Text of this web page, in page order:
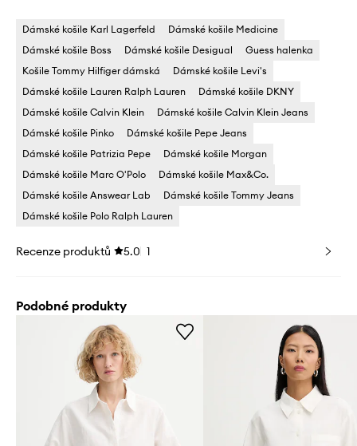
Dámské košile Karl Lagerfeld
Dámské košile Medicine
Dámské košile Boss
Dámské košile Desigual
Guess halenka
Košile Tommy Hilfiger dámská
Dámské košile Levi's
Dámské košile Lauren Ralph Lauren
Dámské košile DKNY
Dámské košile Calvin Klein
Dámské košile Calvin Klein Jeans
Dámské košile Pinko
Dámské košile Pepe Jeans
Dámské košile Patrizia Pepe
Dámské košile Morgan
Dámské košile Marc O'Polo
Dámské košile Max&Co.
Dámské košile Answear Lab
Dámské košile Tommy Jeans
Dámské košile Polo Ralph Lauren
Recenze produktů 5.0 1
Podobné produkty